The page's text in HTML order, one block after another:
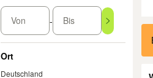
Von - Bis
Ort
Deutschland